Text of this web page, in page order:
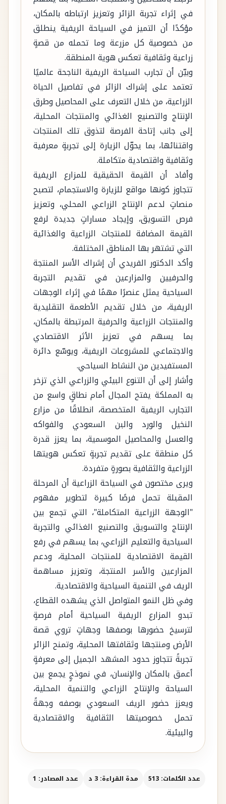
في إثراء تجربة الزائر وتعزيز ارتباطه بالمكان،
مؤكدًا أن التميز في السياحة الريفية ينطلق
من خصوصية كل مزرعة وما تحمله من قصةٍ
زراعية وثقافية تعكس هوية المنطقة.
وبيّن أن تجارب السياحة الريفية الناجحة عالميًا
تعتمد على إشراك الزائر في تفاصيل الحياة
الزراعية، من خلال التعرف على المحاصيل وطرق
الإنتاج والتصنيع الغذائي والمنتجات المحلية،
إلى جانب إتاحة الفرصة لتذوق تلك المنتجات
واقتنائها، بما يحوّل الزيارة إلى تجربةٍ معرفية
وثقافية واقتصادية متكاملة.
وأفاد أن القيمة الحقيقية للمزارع الريفية
تتجاوز كونها مواقع للزيارة والاستجمام، لتصبح
منصاتٍ لدعم الإنتاج الزراعي المحلي، وتعزيز
فرص التسويق، وإيجاد مساراتٍ جديدة لرفع
القيمة المضافة للمنتجات الزراعية والغذائية
التي تشتهر بها المناطق المختلفة.
وأكد الدكتور الفريدي أن إشراك الأسر المنتجة
والحرفيين والمزارعين في تقديم التجربة
السياحية يمثل عنصرًا مهمًا في إثراء الوجهات
الريفية، من خلال تقديم الأطعمة التقليدية
والمنتجات الزراعية والحرفية المرتبطة بالمكان،
بما يسهم في تعزيز الأثر الاقتصادي
والاجتماعي للمشروعات الريفية، ويوسّع دائرة
المستفيدين من النشاط السياحي.
وأشار إلى أن التنوع البيئي والزراعي الذي تزخر
به المملكة يفتح المجال أمام نطاقٍ واسع من
التجارب الريفية المتخصصة، انطلاقًا من مزارع
النخيل والورد والبن السعودي والفواكه
والعسل والمحاصيل الموسمية، بما يعزز قدرة
كل منطقة على تقديم تجربةٍ تعكس هويتها
الزراعية والثقافية بصورةٍ متفردة.
ويرى مختصون في السياحة الزراعية أن المرحلة
المقبلة تحمل فرصًا كبيرة لتطوير مفهوم
"الوجهة الزراعية المتكاملة"، التي تجمع بين
الإنتاج والتسويق والتصنيع الغذائي والتجربة
السياحية والتعليم الزراعي، بما يسهم في رفع
القيمة الاقتصادية للمنتجات المحلية، ودعم
المزارعين والأسر المنتجة، وتعزيز مساهمة
الريف في التنمية السياحية والاقتصادية.
وفي ظل النمو المتواصل الذي يشهده القطاع،
تبدو المزارع الريفية السياحية أمام فرصةٍ
لترسيخ حضورها بوصفها وجهاتٍ تروي قصة
الأرض ومنتجها وثقافتها المحلية، وتمنح الزائر
تجربةً تتجاوز حدود المشهد الجميل إلى معرفةٍ
أعمق بالمكان والإنسان، في نموذجٍ يجمع بين
السياحة والإنتاج الزراعي والتنمية المحلية،
ويعزز حضور الريف السعودي بوصفه وجهةً
تحمل خصوصيتها الثقافية والاقتصادية
والبيئية.
عدد الكلمات: 513 مدة القراءة: 3 د عدد المصادر: 1